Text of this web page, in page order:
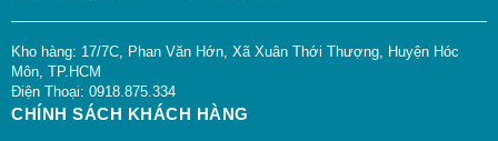
Kho hàng: 17/7C, Phan Văn Hớn, Xã Xuân Thới Thượng, Huyện Hóc
Môn, TP.HCM
Điện Thoại: 0918.875.334
CHÍNH SÁCH KHÁCH HÀNG